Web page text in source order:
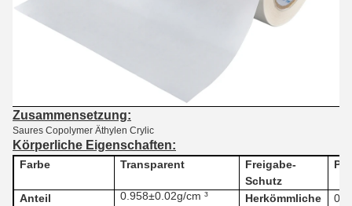
Zusammensetzung:
Saures Copolymer Äthylen Crylic
Körperliche Eigenschaften:
Farbe Transparent
Freigabe-
Schutz
Anteil 0.958±0.02g/cm ³
Herkömmliche